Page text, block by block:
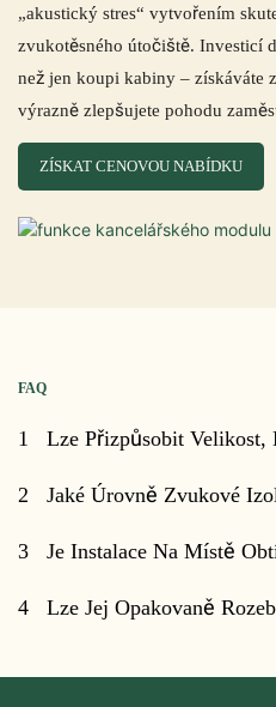
„akustický stres“ vytvořením
zvukotěsného útočiště. Investicí
než jen koupi kabiny – získáváte
výrazně zlepšujete pohodu
ZÍSKAT CENOVOU NABÍDKU
FAQ
1 Lze Přizpůsobit Velikost,
2 Jaké Úrovně Zvukové
3 Je Instalace Na Místě
4 Lze Jej Opakovaně